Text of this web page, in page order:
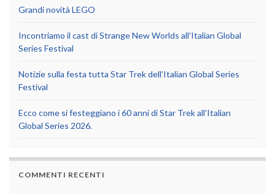
Grandi novità LEGO
Incontriamo il cast di Strange New Worlds all’Italian Global
Series Festival
Notizie sulla festa tutta Star Trek dell’Italian Global Series
Festival
Ecco come si festeggiano i 60 anni di Star Trek all’Italian
Global Series 2026.
COMMENTI RECENTI